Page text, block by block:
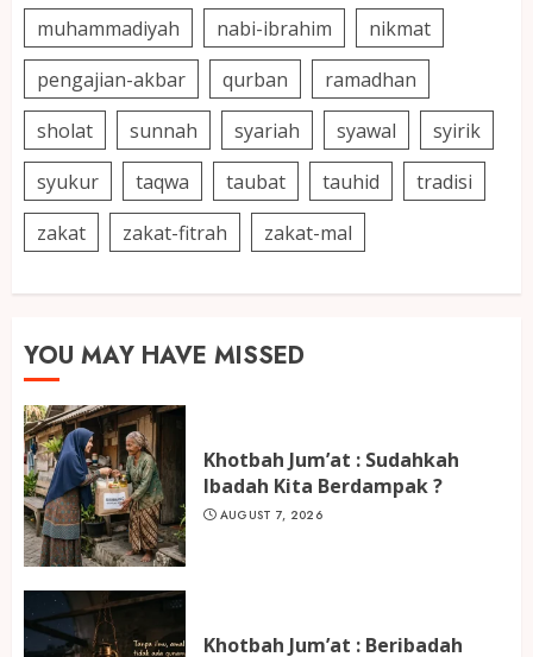
muhammadiyah
nabi-ibrahim
nikmat
pengajian-akbar
qurban
ramadhan
sholat
sunnah syariah syawal
syirik
syukur
taqwa taubat tauhid
tradisi
zakat
zakat-fitrah zakat-mal
YOU MAY HAVE MISSED
Khotbah Jum’at : Sudahkah
Ibadah Kita Berdampak ?
AUGUST 7, 2026
Khotbah Jum’at : Beribadah